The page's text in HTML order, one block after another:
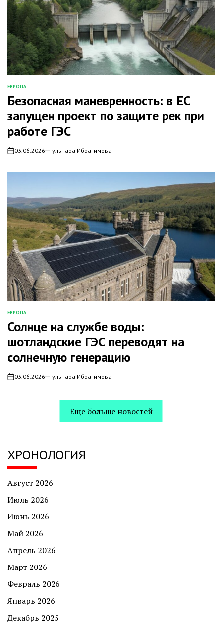
ОПУБЛИКОВАНО
В
ЕВРОПА
Безопасная маневренность: в ЕС
запущен проект по защите рек при
работе ГЭС
on03.06.2026 Гульнара Ибрагимова
ОПУБЛИКОВАНО
В
ЕВРОПА
Солнце на службе воды:
шотландские ГЭС переводят на
солнечную генерацию
on03.06.2026 Гульнара Ибрагимова
Еще больше новостей
ХРОНОЛОГИЯ
Август 2026
Июль 2026
Июнь 2026
Май 2026
Апрель 2026
Март 2026
Февраль 2026
Январь 2026
Декабрь 2025